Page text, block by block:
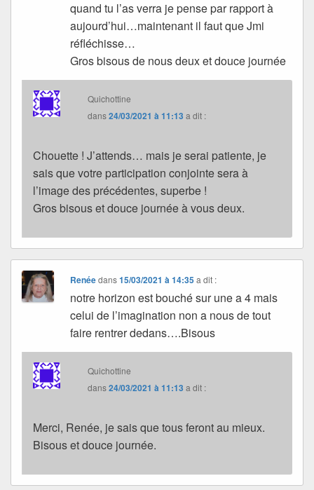
quand tu l’as verra je pense par rapport à
aujourd’hui…maintenant il faut que Jmi
réfléchisse…
Gros bisous de nous deux et douce journée
Quichottine
dans24/03/2021 à 11:13 a dit :
Chouette ! J’attends… mais je serai patiente, je
sais que votre participation conjointe sera à
l’image des précédentes, superbe !
Gros bisous et douce journée à vous deux.
Renéedans15/03/2021 à 14:35 a dit :
notre horizon est bouché sur une a 4 mais
celui de l’imagination non a nous de tout
faire rentrer dedans….Bisous
Quichottine
dans24/03/2021 à 11:13 a dit :
Merci, Renée, je sais que tous feront au mieux.
Bisous et douce journée.